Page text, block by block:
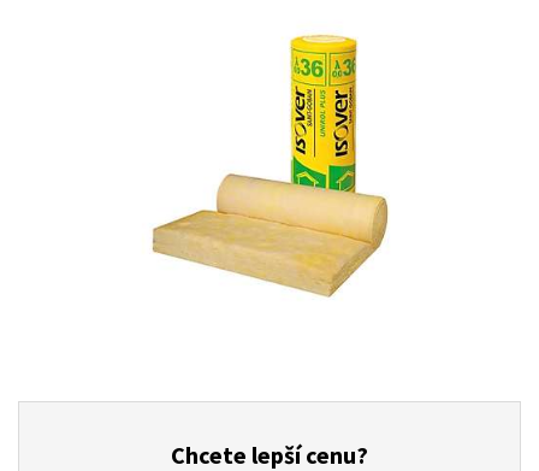
Chcete lepší cenu?